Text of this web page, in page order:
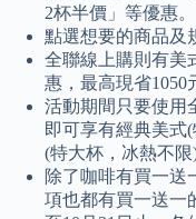
2杯半價」等優惠。
點選想要的商品及
全聯線上購則有美
惠，最高現省1050
活動期間只要使用
即可享有經典美式
(特大杯，冰熱不限
除了咖啡有買一送
項也都有買一送一